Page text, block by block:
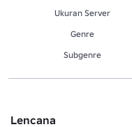
Ukuran Server
Genre
Subgenre
Lencana